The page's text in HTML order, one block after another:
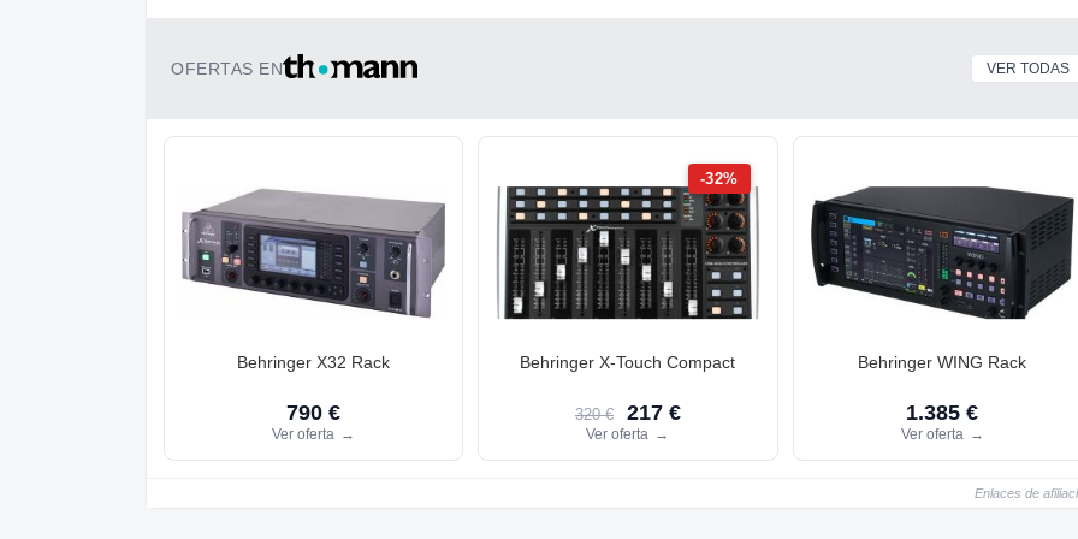
OFERTAS EN VER TODAS
Behringer X32 Rack
790 €
Ver oferta →
-32%
Behringer X-Touch Compact
320 € 217 €
Ver oferta →
Behringer WING Rack
1.385 €
Ver oferta →
Enlaces de